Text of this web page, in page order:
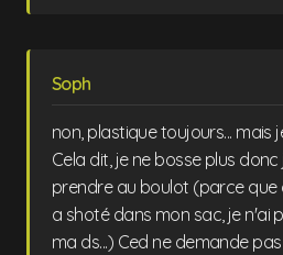
Soph
non, plastique toujours... mais
Cela dit, je ne bosse plus
prendre au boulot (parce que
a shoté dans mon sac, je n'ai
ma ds...) Ced ne demande